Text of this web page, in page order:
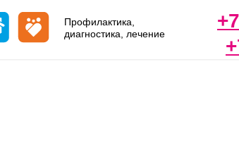
Профилактика,
диагностика, лечение